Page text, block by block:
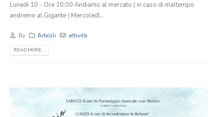
Lunedì 10 - Ore 10:00 Andiamo al mercato ( in caso di maltempo
andremo al Gigante ) Mercoledì...
By Articoli attività
READ MORE...